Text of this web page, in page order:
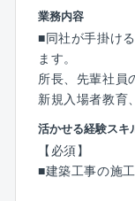
の技術者が協働
す。
・ICT技術等、
・技術士等の資
援やベテラン技
業務内容
■同社が手掛け
ます。
所長、先輩社員
新規入場者教育
業務を行ってい
＜案件について＞
・自社開発マン
活かせる経験スキ
【必須】
■建築工事の施